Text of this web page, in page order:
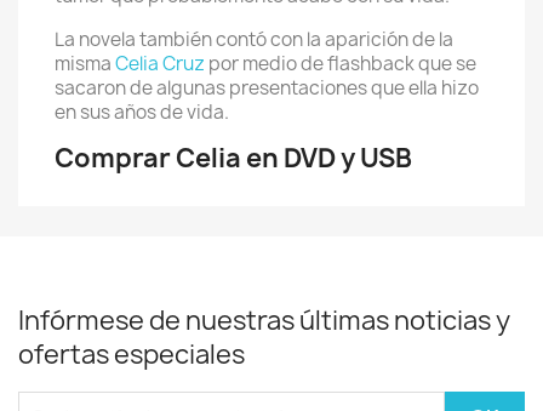
La novela también contó con la aparición de la
mismaCelia Cruz por medio de flashback que se
sacaron de algunas presentaciones que ella hizo
en sus años de vida.
Comprar Celia en DVD y USB
Infórmese de nuestras últimas noticias y
ofertas especiales